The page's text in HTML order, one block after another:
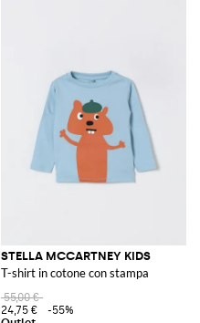
STELLA MCCARTNEY KIDS
T-shirt in cotone con stampa
55,00 €
24,75 €
-55%